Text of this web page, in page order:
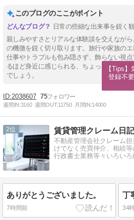
このブログのここがポイント
日常の些細な出来事を鋭く
親しみやすさとリアルな体験談を交えなが
の機微を鋭く切り取ります。旅行や家族のエ
仕事やトラブルも包み隠さず、飾らない視
るほど身近に感じられる、ちょっとした生活
でしょう。
2038607 75
週間IN:3160 週間OUT:11750 月間IN:14000
2 賃貸管理クレーム日記
不動産管理会社クレーム
けでなく売買仲介、相続等
行政書士業務等々いろいろ
ありがとうございました。
7時間前
丁
34
【Tips
登録不